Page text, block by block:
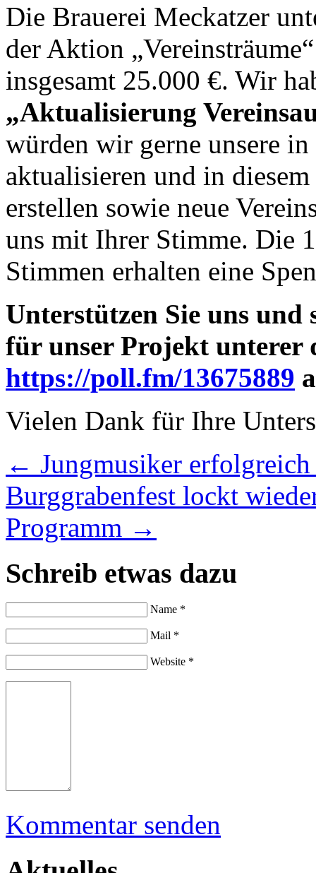
Die Brauerei Meckatzer
der Aktion
insgesamt 25.000 €. Wir
„Aktualisierung
würden wir gerne unsere
aktualisieren und in
erstellen sowie neue
uns mit Ihrer Stimme. Die
Stimmen erhalten eine
Unterstützen Sie uns und
für unser Projekt unterer
https://poll.fm/13675889
Vielen Dank für Ihre
← Jungmusiker
Burggrabenfest lockt
Programm →
Schreib etwas dazu
Name *
Mail *
Website *
Kommentar senden